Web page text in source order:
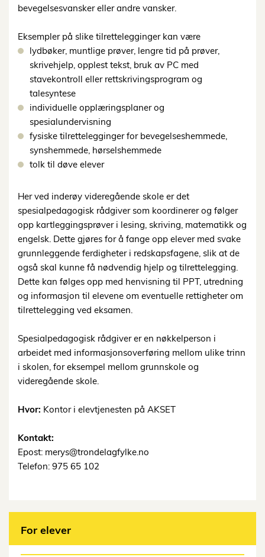
bevegelsesvansker eller andre vansker.
Eksempler på slike tilrettelegginger kan være
lydbøker, muntlige prøver, lengre tid på prøver,
skrivehjelp, opplest tekst, bruk av PC med
stavekontroll eller rettskrivingsprogram og
talesyntese
individuelle opplæringsplaner og
spesialundervisning
fysiske tilrettelegginger for bevegelseshemmede,
synshemmede, hørselshemmede
tolk til døve elever
Her ved inderøy videregående skole er det
spesialpedagogisk rådgiver som koordinerer og følger
opp kartleggingsprøver i lesing, skriving, matematikk og
engelsk. Dette gjøres for å fange opp elever med svake
grunnleggende ferdigheter i redskapsfagene, slik at de
også skal kunne få nødvendig hjelp og tilrettelegging.
Dette kan følges opp med henvisning til PPT, utredning
og informasjon til elevene om eventuelle rettigheter om
tilrettelegging ved eksamen.
Spesialpedagogisk rådgiver er en nøkkelperson i
arbeidet med informasjonsoverføring mellom ulike trinn
i skolen, for eksempel mellom grunnskole og
videregående skole.
Hvor: Kontor i elevtjenesten på AKSET
Kontakt:
Epost: merys@trondelagfylke.no
Telefon: 975 65 102
For elever